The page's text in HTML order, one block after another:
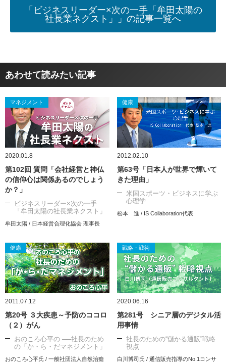
「ビジネスリーダー×次の一手「牟田太陽の
社長業ネクスト」」の記事一覧へ
あわせて読みたい記事
マネジメント
2020.01.8
第102回 質問「会社経営と神仏
の信仰心は関係あるのでしょう
か？」
ビジネスリーダー×次の一手
「牟田太陽の社長業ネクスト」
牟田太陽 / 日本経営合理化協会 理事長
健康
2012.02.10
第63号「日本人が世界で輝いて
きた理由」
米国スポーツ・ビジネスに学ぶ
心理学
松本 進 / IS Collaboration代表
健康
2011.07.12
第20号 ３大疾患～予防のココロ
（２）がん
おのころ心平の ──社長のため
の「か・ら・だマネジメント」
おのころ心平氏 / 一般社団法人自然治癒
戦略・戦術
2020.06.16
第281号 シニア層のデジタル活
用事情
社長のための“儲かる通販”戦略
視点
白川博司氏 / 通信販売指導のNo.1コンサ